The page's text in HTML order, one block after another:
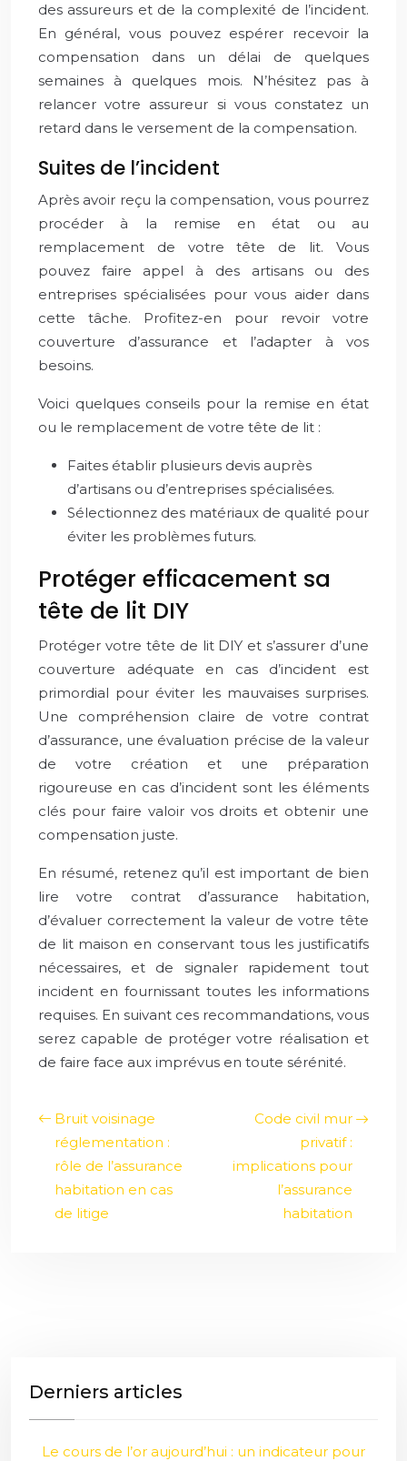
des assureurs et de la complexité de l’incident.
En général, vous pouvez espérer recevoir la
compensation dans un délai de quelques
semaines à quelques mois. N’hésitez pas à
relancer votre assureur si vous constatez un
retard dans le versement de la compensation.
Suites de l’incident
Après avoir reçu la compensation, vous pourrez
procéder à la remise en état ou au
remplacement de votre tête de lit. Vous
pouvez faire appel à des artisans ou des
entreprises spécialisées pour vous aider dans
cette tâche. Profitez-en pour revoir votre
couverture d’assurance et l’adapter à vos
besoins.
Voici quelques conseils pour la remise en état
ou le remplacement de votre tête de lit :
Faites établir plusieurs devis auprès
d’artisans ou d’entreprises spécialisées.
Sélectionnez des matériaux de qualité pour
éviter les problèmes futurs.
Protéger efficacement sa
tête de lit DIY
Protéger votre tête de lit DIY et s’assurer d’une
couverture adéquate en cas d’incident est
primordial pour éviter les mauvaises surprises.
Une compréhension claire de votre contrat
d’assurance, une évaluation précise de la valeur
de votre création et une préparation
rigoureuse en cas d’incident sont les éléments
clés pour faire valoir vos droits et obtenir une
compensation juste.
En résumé, retenez qu’il est important de bien
lire votre contrat d’assurance habitation,
d’évaluer correctement la valeur de votre tête
de lit maison en conservant tous les justificatifs
nécessaires, et de signaler rapidement tout
incident en fournissant toutes les informations
requises. En suivant ces recommandations, vous
serez capable de protéger votre réalisation et
de faire face aux imprévus en toute sérénité.
Bruit voisinage
réglementation :
rôle de l’assurance
habitation en cas
de litige
Code civil mur
privatif :
implications pour
l’assurance
habitation
Derniers articles
Le cours de l’or aujourd’hui : un indicateur pour